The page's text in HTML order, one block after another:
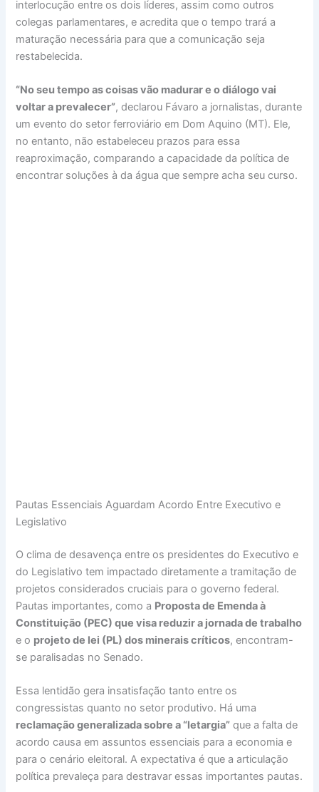
interlocução entre os dois líderes, assim como outros
colegas parlamentares, e acredita que o tempo trará a
maturação necessária para que a comunicação seja
restabelecida.
“No seu tempo as coisas vão madurar e o diálogo vai
voltar a prevalecer”, declarou Fávaro a jornalistas, durante
um evento do setor ferroviário em Dom Aquino (MT). Ele,
no entanto, não estabeleceu prazos para essa
reaproximação, comparando a capacidade da política de
encontrar soluções à da água que sempre acha seu curso.
Pautas Essenciais Aguardam Acordo Entre Executivo e
Legislativo
O clima de desavença entre os presidentes do Executivo e
do Legislativo tem impactado diretamente a tramitação de
projetos considerados cruciais para o governo federal.
Pautas importantes, como a Proposta de Emenda à
Constituição (PEC) que visa reduzir a jornada de trabalho
e o projeto de lei (PL) dos minerais críticos, encontram-
se paralisadas no Senado.
Essa lentidão gera insatisfação tanto entre os
congressistas quanto no setor produtivo. Há uma
reclamação generalizada sobre a “letargia” que a falta de
acordo causa em assuntos essenciais para a economia e
para o cenário eleitoral. A expectativa é que a articulação
política prevaleça para destravar essas importantes pautas.